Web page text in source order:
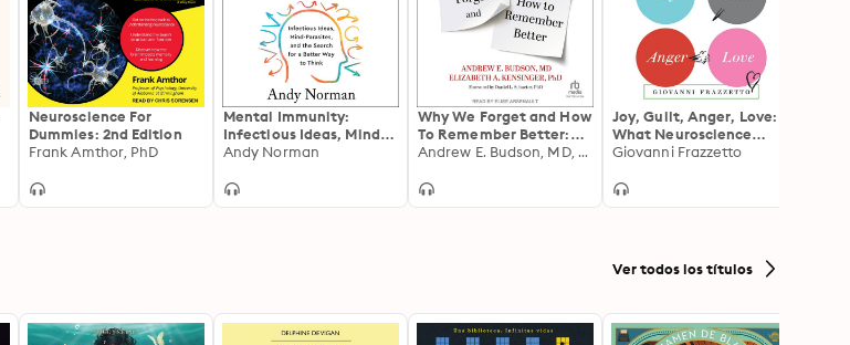
Neuroscience For
Dummies: 2nd Edition
Frank Amthor, PhD
Mental Immunity:
Infectious Ideas, Mind-
Parasites, and the
to Think
Andy Norman
Why We Forget and How
To Remember Better:
The Science Behind
Andrew E. Budson, MD, Elizabeth A. Kensinger, PhD
Joy, Guilt, Anger, Love:
What Neuroscience
Can-and Can't-Tell Us
Giovanni Frazzetto
Ver todos los títulos